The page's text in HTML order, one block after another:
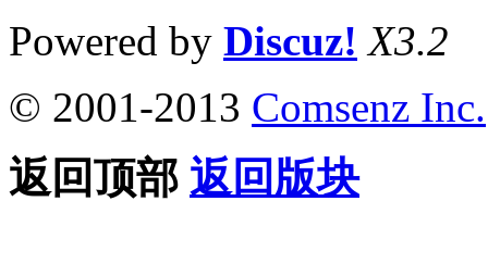
Powered by Discuz! X3.2
© 2001-2013 Comsenz Inc.
返回顶部 返回版块